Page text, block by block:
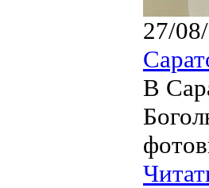
27/
В